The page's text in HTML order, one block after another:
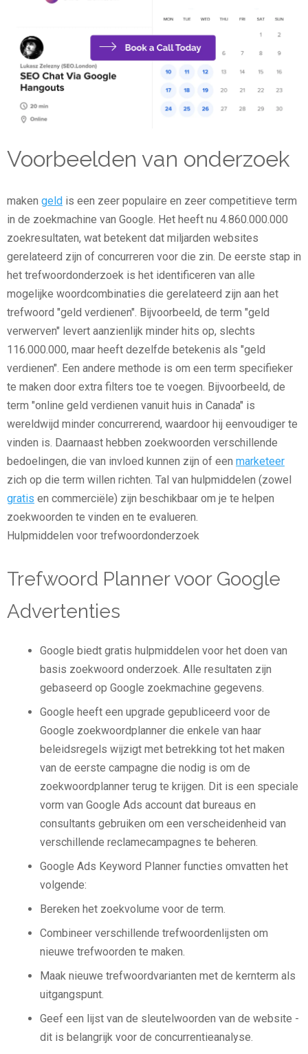
Voorbeelden van onderzoek
maken geld is een zeer populaire en zeer competitieve term
in de zoekmachine van Google. Het heeft nu 4.860.000.000
zoekresultaten, wat betekent dat miljarden websites
gerelateerd zijn of concurreren voor die zin. De eerste stap in
het trefwoordonderzoek is het identificeren van alle
mogelijke woordcombinaties die gerelateerd zijn aan het
trefwoord "geld verdienen". Bijvoorbeeld, de term "geld
verwerven" levert aanzienlijk minder hits op, slechts
116.000.000, maar heeft dezelfde betekenis als "geld
verdienen". Een andere methode is om een term specifieker
te maken door extra filters toe te voegen. Bijvoorbeeld, de
term "online geld verdienen vanuit huis in Canada" is
wereldwijd minder concurrerend, waardoor hij eenvoudiger te
vinden is. Daarnaast hebben zoekwoorden verschillende
bedoelingen, die van invloed kunnen zijn of een marketeer
zich op die term willen richten. Tal van hulpmiddelen (zowel
gratis en commerciële) zijn beschikbaar om je te helpen
zoekwoorden te vinden en te evalueren.
Hulpmiddelen voor trefwoordonderzoek
Trefwoord Planner voor Google
Advertenties
Google biedt gratis hulpmiddelen voor het doen van
basis zoekwoord onderzoek. Alle resultaten zijn
gebaseerd op Google zoekmachine gegevens.
Google heeft een upgrade gepubliceerd voor de
Google zoekwoordplanner die enkele van haar
beleidsregels wijzigt met betrekking tot het maken
van de eerste campagne die nodig is om de
zoekwoordplanner terug te krijgen. Dit is een speciale
vorm van Google Ads account dat bureaus en
consultants gebruiken om een verscheidenheid van
verschillende reclamecampagnes te beheren.
Google Ads Keyword Planner functies omvatten het
volgende:
Bereken het zoekvolume voor de term.
Combineer verschillende trefwoordenlijsten om
nieuwe trefwoorden te maken.
Maak nieuwe trefwoordvarianten met de kernterm als
uitgangspunt.
Geef een lijst van de sleutelwoorden van de website -
dit is belangrijk voor de concurrentieanalyse.